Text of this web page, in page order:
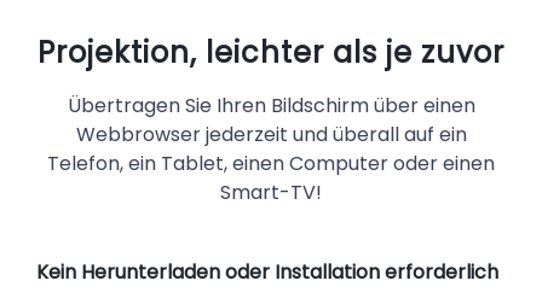
Projektion, leichter als je zuvor
Übertragen Sie Ihren Bildschirm über einen
Webbrowser jederzeit und überall auf ein
Telefon, ein Tablet, einen Computer oder einen
Smart-TV!
Kein Herunterladen oder Installation erforderlich